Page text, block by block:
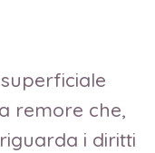
remore che,
i diritti